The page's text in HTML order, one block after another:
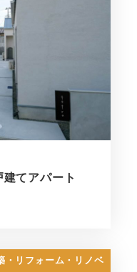
てアパート
・リフォーム・リノベ